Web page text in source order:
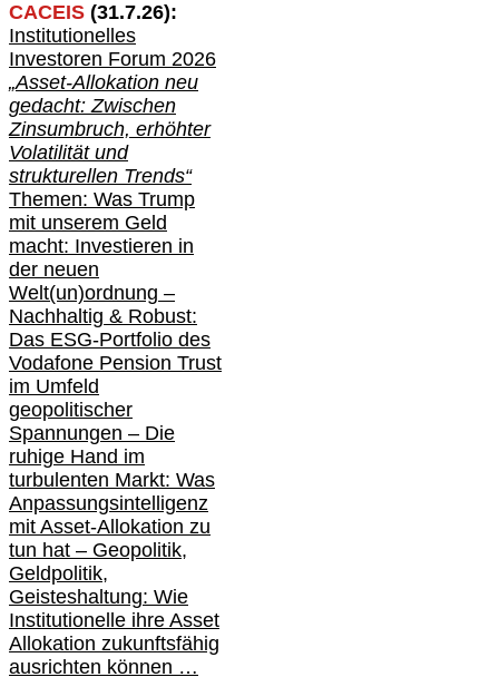
CACEIS (31.7.26):
Institutionelles
Investoren Forum 2026
„Asset-Allokation neu
gedacht: Zwischen
Zinsumbruch, erhöhter
Volatilität und
strukturellen Trends“
Themen: Was Trump
mit unserem Geld
macht: Investieren in
der neuen
Welt(un)ordnung –
Nachhaltig & Robust:
Das ESG-Portfolio des
Vodafone Pension Trust
im Umfeld
geopolitischer
Spannungen – Die
ruhige Hand im
turbulenten Markt: Was
Anpassungsintelligenz
mit Asset-Allokation zu
tun hat – Geopolitik,
Geldpolitik,
Geisteshaltung: Wie
Institutionelle ihre Asset
Allokation zukunftsfähig
ausrichten können …